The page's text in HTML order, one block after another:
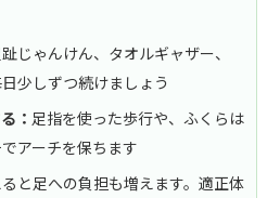
じゃんけん、タオルギャザー、
少しずつ続けましょう
： 足指を使った歩行や、ふくらは
アーチを保ちます
と足への負担も増えます。適正体